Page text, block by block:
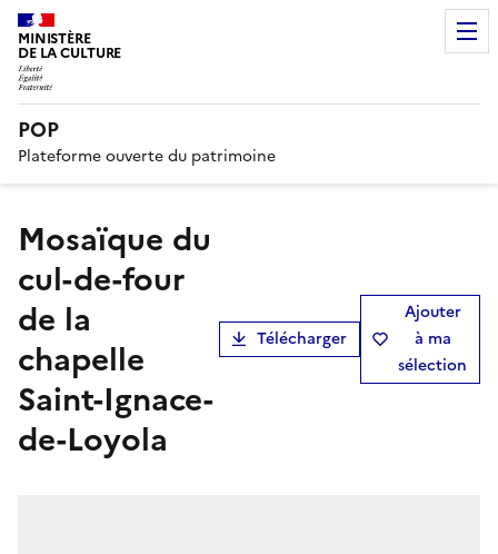
MINISTÈRE
DE LA CULTURE
POP
Plateforme ouverte du patrimoine
Mosaïque du
cul-de-four
de la
chapelle
Saint-Ignace-
de-Loyola
Télécharger
Ajouter
à ma
sélection